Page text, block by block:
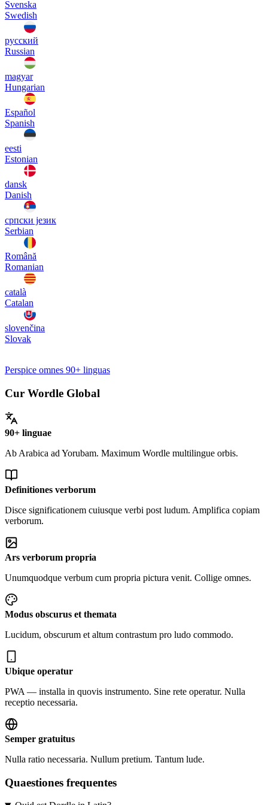
Svenska
Swedish
русский
Russian
magyar
Hungarian
Español
Spanish
eesti
Estonian
dansk
Danish
српски језик
Serbian
Română
Romanian
català
Catalan
slovenčina
Slovak
Perspice omnes 90+ linguas
Cur Wordle Global
90+ linguae
Ab Arabica ad Yorubam. Maximum Wordle multilingue orbis.
Definitiones verborum
Disce significationem cuiusque verbi post ludum. Amplifica copiam
verborum.
Ars verborum propria
Unumquodque verbum cum propria pictura venit. Collige omnes.
Modus obscurus et themata
Lucidum, obscurum et altum contrastum pro ludo commodo.
Ubique operatur
PWA — installa in quovis instrumento. Sine rete operatur. Nulla
receptio necessaria.
Semper gratuitus
Nulla ratio necessaria. Nullum pretium. Tantum lude.
Quaestiones frequentes